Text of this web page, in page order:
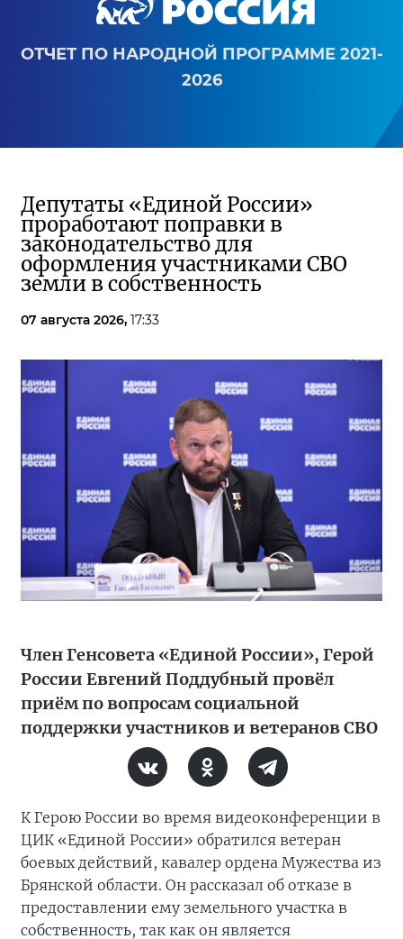
ОТЧЕТ ПО НАРОДНОЙ ПРОГРАММЕ 2021-
2026
Депутаты «Единой России»
проработают поправки в
законодательство для
оформления участниками СВО
земли в собственность
07 августа 2026, 17:33
Член Генсовета «Единой России», Герой
России Евгений Поддубный провёл
приём по вопросам социальной
поддержки участников и ветеранов СВО
К Герою России во время видеоконференции в
ЦИК «Единой России» обратился ветеран
боевых действий, кавалер ордена Мужества из
Брянской области. Он рассказал об отказе в
предоставлении ему земельного участка в
собственность, так как он является